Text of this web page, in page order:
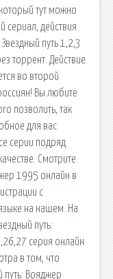
тут можно
сериал, действия
путь 1,2,3
торрент. Действие
во второй
Вы любите
позволить, так
для вас
серии подряд
Смотрите
1995 онлайн в
с
на нашем. На
путь:
серия онлайн
в том, что
путь: Вояджер